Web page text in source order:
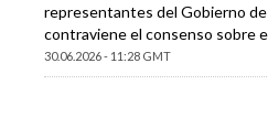
representantes del Gobierno de
contraviene el consenso sobre
30.06.2026 - 11:28 GMT